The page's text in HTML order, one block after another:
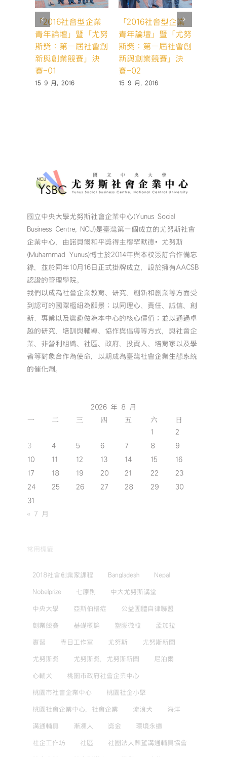
中
「2016社會型企業
青年論壇」暨「尤努
斯獎：第一屆社會創
新與創業競賽」決
賽-01
15 9 月, 2016
「2016社會型企業
青年論壇」暨「尤努
斯獎：第一屆社會創
新與創業競賽」決
賽-02
15 9 月, 2016
國立中央大學尤努斯社會企業中心(Yunus Social
Business Centre, NCU)是臺灣第一個成立的尤努斯社會
企業中心，由諾貝爾和平獎得主穆罕默德•尤努斯
(Muhammad Yunus)博士於2014年與本校簽訂合作備忘
錄，並於同年10月16日正式掛牌成立，設於擁有AACSB
認證的管理學院。
我們以成為社會企業教育、研究、創新和創業等方面受
到認可的國際樞紐為願景；以同理心、責任、誠信、創
新、專業以及樂趣做為本中心的核心價值；並以通過卓
越的研究、培訓與輔導、協作與倡導等方式，與社會企
業、非營利組織、社區、政府、投資人、培育家以及學
者等對象合作為使命，以期成為臺灣社會企業生態系統
的催化劑。
2026 年 8 月
一 二 三 四 五 六 日
1
2
3
4 5 6 7 8
9
10
11 12 13 14 15
16
17
18 19 20 21 22
23
24
25 26 27 28 29
30
31
« 7 月
常用標籤
2018社會創業家課程 Bangladesh Nepal
Nobelprize 七原則 中大尤努斯講堂
中央大學 亞斯伯格症 公益團體自律聯盟
創業競賽 基礎概論 塑膠微粒 孟加拉
實習 寺日工作室 尤努斯 尤努斯新聞
尤努斯獎 尤努斯獎，尤努斯新聞 尼泊爾
心輔犬 桃園市政府社會企業中心
桃園市社會企業中心 桃園社企小聚
桃園社會企業中心，社會企業 流浪犬 海洋
溝通輔具 漸凍人 獎金 環境永續
社企工作坊 社區 社團法人麒望溝通輔具協會